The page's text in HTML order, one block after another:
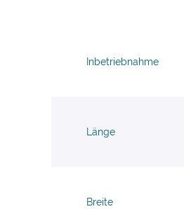
Inbetriebnahme
Länge
Breite